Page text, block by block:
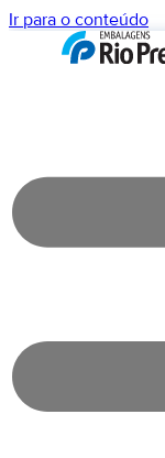
Ir para o conteúdo